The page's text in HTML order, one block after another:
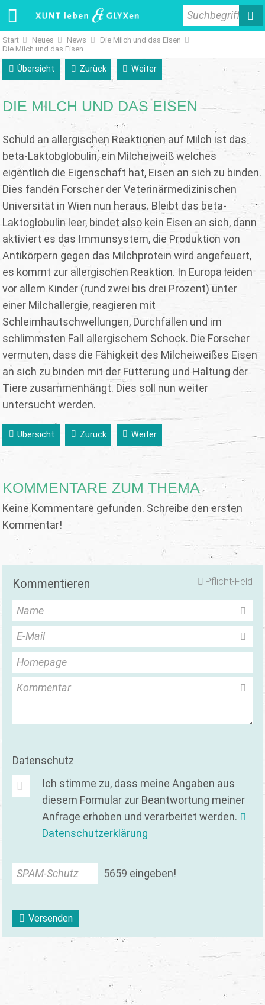
Suchbegriff
Start Neues News
Die Milch und das Eisen
Die Milch und das Eisen
Übersicht Zurück Weiter
DIE MILCH UND DAS EISEN
Schuld an allergischen Reaktionen auf Milch ist das
beta-Laktobglobulin, ein Milcheiweiß welches
eigentlich die Eigenschaft hat, Eisen an sich zu binden.
Dies fanden Forscher der Veterinärmedizinischen
Universität in Wien nun heraus. Bleibt das beta-
Laktoglobulin leer, bindet also kein Eisen an sich, dann
aktiviert es das Immunsystem, die Produktion von
Antikörpern gegen das Milchprotein wird angefeuert,
es kommt zur allergischen Reaktion. In Europa leiden
vor allem Kinder (rund zwei bis drei Prozent) unter
einer Milchallergie, reagieren mit
Schleimhautschwellungen, Durchfällen und im
schlimmsten Fall allergischem Schock. Die Forscher
vermuten, dass die Fähigkeit des Milcheiweißes Eisen
an sich zu binden mit der Fütterung und Haltung der
Tiere zusammenhängt. Dies soll nun weiter
untersucht werden.
Übersicht Zurück Weiter
KOMMENTARE ZUM THEMA
Keine Kommentare gefunden. Schreibe den ersten
Kommentar!
Pflicht-Feld
Kommentieren
Name
E-Mail
Homepage
Kommentar
Datenschutz
Ich stimme zu, dass meine Angaben aus
diesem Formular zur Beantwortung meiner
Anfrage erhoben und verarbeitet werden.
Datenschutzerklärung
SPAM-Schutz 5659 eingeben!
Versenden